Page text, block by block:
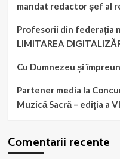
mandat redactor șef al
Profesorii din federația
LIMITAREA
Cu Dumnezeu și
Partener media la
Muzică Sacră – ediția a
Comentarii recente